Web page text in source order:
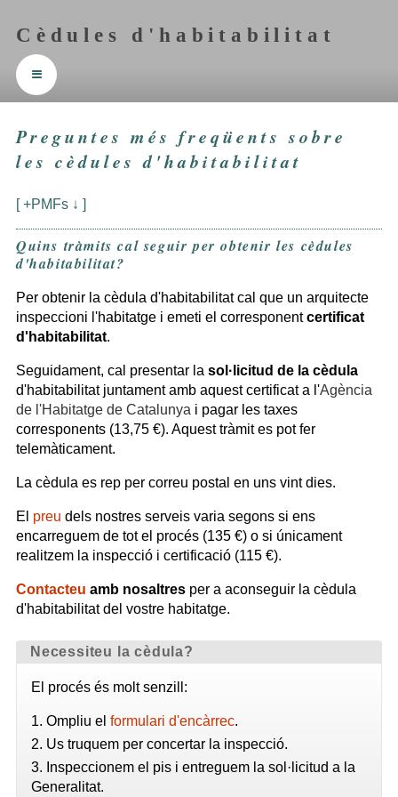
Cèdules d'habitabilitat
≡
Preguntes més freqüents sobre
les cèdules d'habitabilitat
[ +PMFs ↓ ]
Quins tràmits cal seguir per obtenir les cèdules
d'habitabilitat?
Per obtenir la cèdula d'habitabilitat cal que un arquitecte
inspeccioni l'habitatge i emeti el corresponentcertificat
d'habitabilitat.
Seguidament, cal presentar la sol·licitud de la cèdula
d'habitabilitat juntament amb aquest certificat a l'Agència
de l'Habitatge de Catalunya i pagar les taxes
corresponents (13,75 €). Aquest tràmit es pot fer
telemàticament.
La cèdula es rep per correu postal en uns vint dies.
El preu dels nostres serveis varia segons si ens
encarreguem de tot el procés (135 €) o si únicament
realitzem la inspecció i certificació (115 €).
Contacteu amb nosaltresper a aconseguir la cèdula
d'habitabilitat del vostre habitatge.
Necessiteu la cèdula?
El procés és molt senzill:
Ompliu el formulari d'encàrrec.
Us truquem per concertar la inspecció.
Inspeccionem el pis i entreguem la sol·licitud a la
Generalitat.